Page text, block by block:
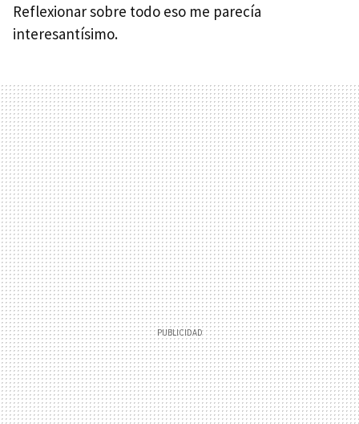
Reflexionar sobre todo eso me parecía
interesantísimo.